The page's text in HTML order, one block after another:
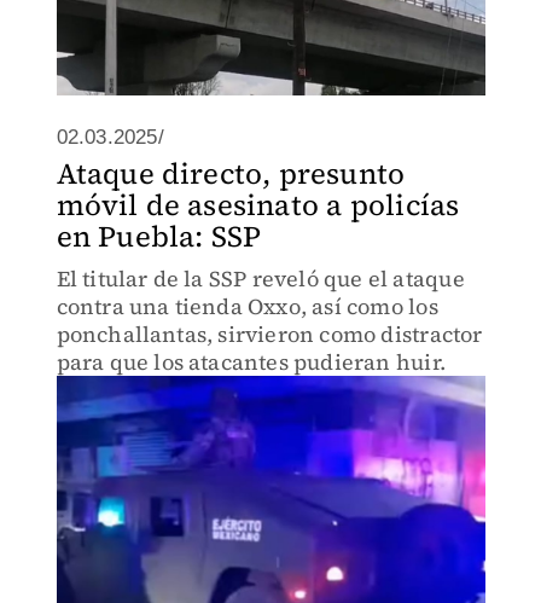
02.03.2025/
Ataque directo, presunto
móvil de asesinato a policías
en Puebla: SSP
El titular de la SSP reveló que el ataque
contra una tienda Oxxo, así como los
ponchallantas, sirvieron como distractor
para que los atacantes pudieran huir.